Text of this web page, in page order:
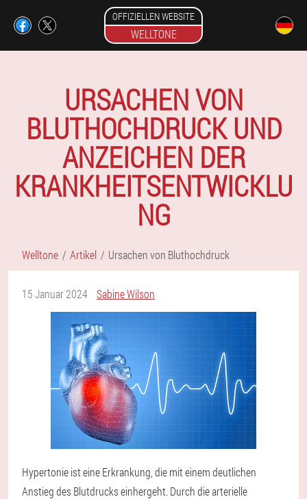
OFFIZIELLEN WEBSITE
WELLTONE
URSACHEN VON
BLUTHOCHDRUCK UND
ANZEICHEN DER
KRANKHEITSENTWICKLU
NG
Welltone Artikel Ursachen von Bluthochdruck
15 Januar 2024 Sabine Wilson
Hypertonie ist eine Erkrankung, die mit einem deutlichen
Anstieg des Blutdrucks einhergeht. Durch die arterielle